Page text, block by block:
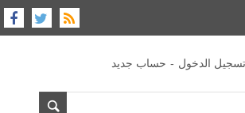
تسجيل الدخول - حساب جديد